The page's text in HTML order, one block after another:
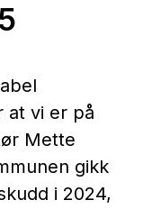
at vi er på
Mette
gikk
i 2024,